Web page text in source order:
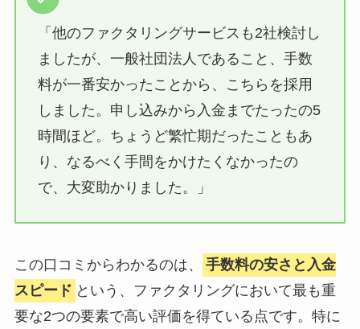
「他のファクタリングサービスも2社検討し
ましたが、一般社団法人であること、手数
料が一番安かったことから、こちらを採用
しました。申し込みから入金までたったの5
時間ほど。ちょうど繁忙期だったこともあ
り、なるべく手間をかけたくなかったの
で、大変助かりました。」
この口コミからわかるのは、
手数料の安さと入金
スピード という、ファクタリングにおいて最も重
要な2つの要素で高い評価を得ている点です。特に